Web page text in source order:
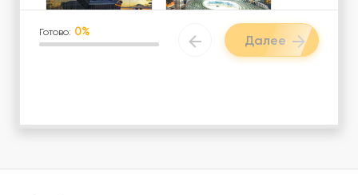
Спорткомплекс /
Готово: 0%
Далее